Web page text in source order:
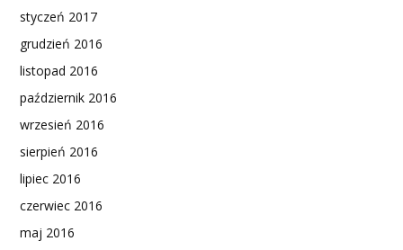
styczeń 2017
grudzień 2016
listopad 2016
październik 2016
wrzesień 2016
sierpień 2016
lipiec 2016
czerwiec 2016
maj 2016